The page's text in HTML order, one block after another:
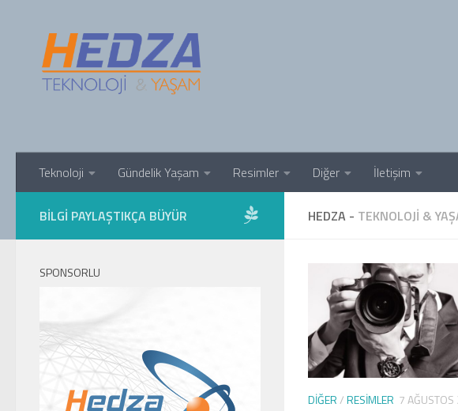
Teknoloji Gündelik Yaşam Resimler Diğer İletişim
HEDZA - TEKNOLOJI &
DIĞER/RESIMLER 7
BILGI PAYLAŞTIKÇA BÜYÜR
SPONSORLU